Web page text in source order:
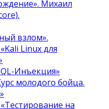
Михаил
взлом».
Linux для
Инъекция»
молодого бойца.
на